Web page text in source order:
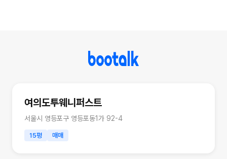
여의도투웨니퍼스트
서울시 영등포구 영등포동1가 92-4
15평 매매